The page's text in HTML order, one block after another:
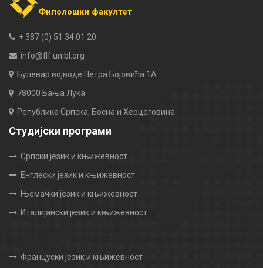
Филолошки факултет
+ 387 (0) 51 34 01 20
info@flf.unibl.org
Булевар војводе Петра Бојовића 1А
78000 Бања Лука
Република Српска, Босна и Херцеговина
Студијски програми
Српски језик и књижевност
Енглески језик и књижевност
Њемачки језик и књижевност
Италијански језик и књижевност
Француски језик и књижевност